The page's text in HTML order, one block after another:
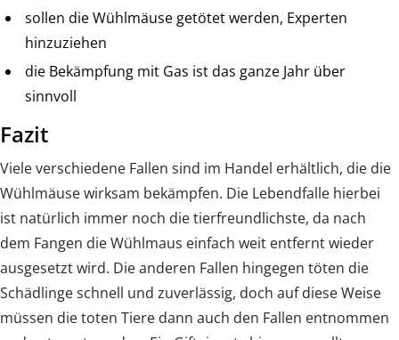
sollen die Wühlmäuse getötet werden, Experten
hinzuziehen
die Bekämpfung mit Gas ist das ganze Jahr über
sinnvoll
Fazit
Viele verschiedene Fallen sind im Handel erhältlich, die die
Wühlmäuse wirksam bekämpfen. Die Lebendfalle hierbei
ist natürlich immer noch die tierfreundlichste, da nach
dem Fangen die Wühlmaus einfach weit entfernt wieder
ausgesetzt wird. Die anderen Fallen hingegen töten die
Schädlinge schnell und zuverlässig, doch auf diese Weise
müssen die toten Tiere dann auch den Fallen entnommen